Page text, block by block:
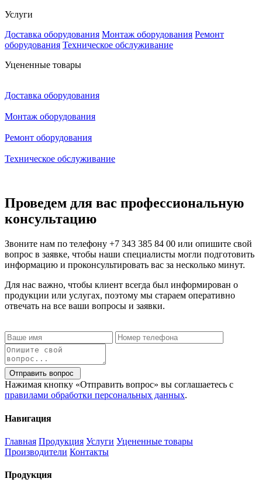
Услуги
Доставка оборудования Монтаж оборудования Ремонт
оборудования Техническое обслуживание
Уцененные товары
Доставка оборудования
Монтаж оборудования
Ремонт оборудования
Техническое обслуживание
Проведем для вас профессиональную
консультацию
Звоните нам по телефону +7 343 385 84 00 или опишите свой
вопрос в заявке, чтобы наши специалисты могли подготовить
информацию и проконсультировать вас за несколько минут.
Для нас важно, чтобы клиент всегда был информирован о
продукции или услугах, поэтому мы стараем оперативно
отвечать на все ваши вопросы и заявки.
Отправить вопрос
Нажимая кнопку «Отправить вопрос» вы соглашаетесь с
правилами обработки персональных данных.
Навигация
Главная Продукция Услуги Уцененные товары
Производители Контакты
Продукция